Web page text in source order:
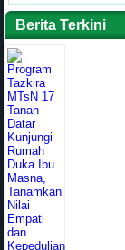
Berita Terkini